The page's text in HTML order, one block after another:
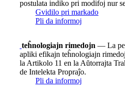
postulata indiko pri modifoj nur
Gvidilo pri markado
Pli da informoj
teĥnologiajn rimedojn — La
apliki efikajn teĥnologiajn
la Artikolo 11 en la Aŭtorrajta
de Intelekta Propraĵo.
Pli da informoj